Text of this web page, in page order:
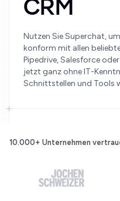
CRM
Nutzen Sie Superchat,
konform mit allen
Pipedrive, Salesforce
jetzt ganz ohne IT-
Schnittstellen und Tools
10.000+ Unternehmen